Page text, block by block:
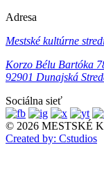
Adresa
Mestské kultúrne
Korzo Bélu Bartóka
92901 Dunajská
Sociálna sieť
© 2026 MESTSKÉ
Created by: Cstudios